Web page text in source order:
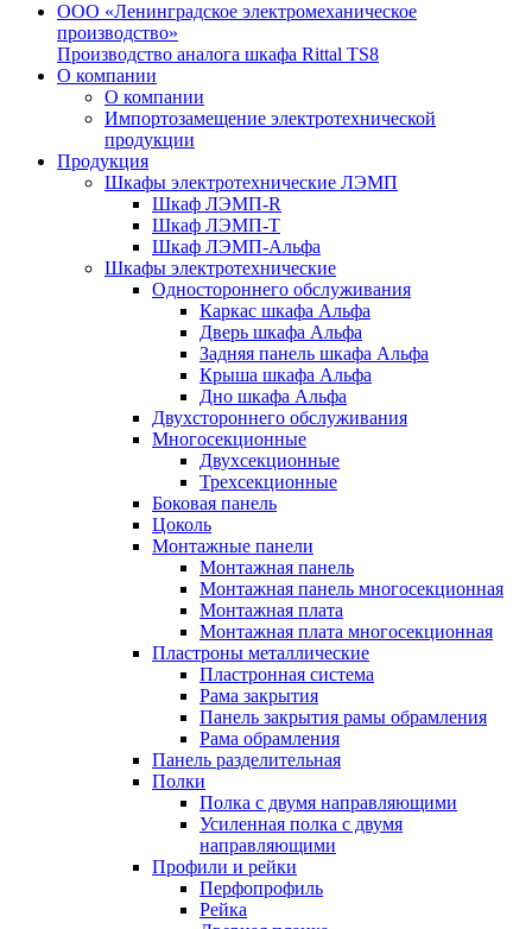
ООО «Ленинградское электромеханическое
производство»
Производство аналога шкафа Rittal TS8
О компании
О компании
Импортозамещение электротехнической
продукции
Продукция
Шкафы электротехнические ЛЭМП
Шкаф ЛЭМП-R
Шкаф ЛЭМП-Т
Шкаф ЛЭМП-Альфа
Шкафы электротехнические
Одностороннего обслуживания
Каркас шкафа Альфа
Дверь шкафа Альфа
Задняя панель шкафа Альфа
Крыша шкафа Альфа
Дно шкафа Альфа
Двухстороннего обслуживания
Многосекционные
Двухсекционные
Трехсекционные
Боковая панель
Цоколь
Монтажные панели
Монтажная панель
Монтажная панель многосекционная
Монтажная плата
Монтажная плата многосекционная
Пластроны металлические
Пластронная система
Рама закрытия
Панель закрытия рамы обрамления
Рама обрамления
Панель разделительная
Полки
Полка с двумя направляющими
Усиленная полка с двумя
направляющими
Профили и рейки
Перфопрофиль
Рейка